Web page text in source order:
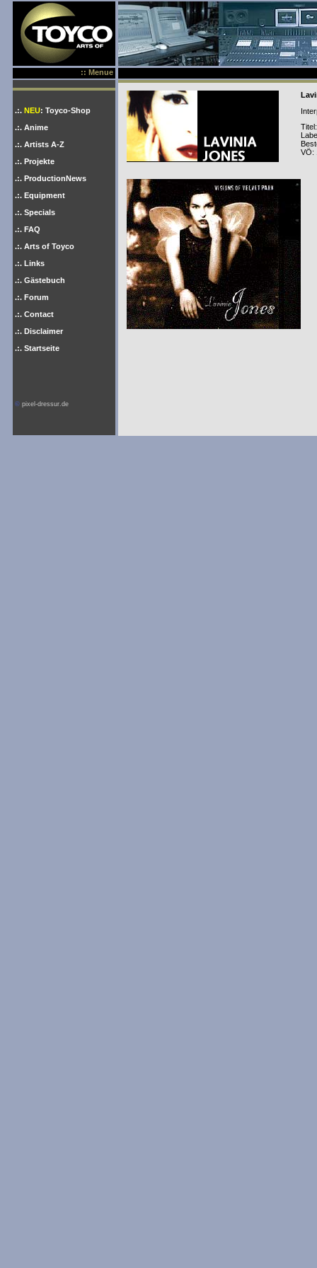
:: Menue
.:. NEU: Toyco-Shop
.:. Anime
.:. Artists A-Z
.:. Projekte
.:. ProductionNews
.:. Equipment
.:. Specials
.:. FAQ
.:. Arts of Toyco
.:. Links
.:. Gästebuch
.:. Forum
.:. Contact
.:. Disclaimer
.:. Startseite
© pixel-dressur.de
VÖ: